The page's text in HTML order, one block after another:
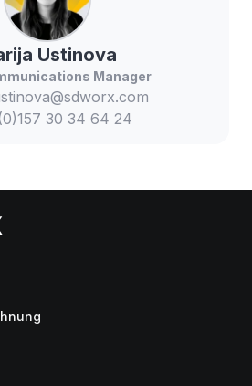
Ustinova
Manager
30 34 64 24